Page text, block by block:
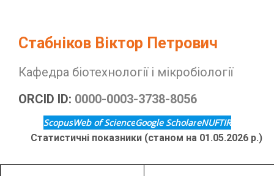
Стабніков Віктор Петрович
Кафедра біотехнології і мікробіології
ORCID ID: 0000-0003-3738-8056
ScopusWeb of ScienceGoogle ScholareNUFTIR
Статистичні показники (станом на 01.05.2026 р.)